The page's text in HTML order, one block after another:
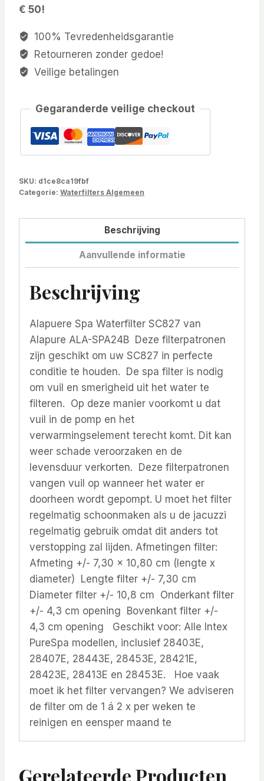
€ 50!
100% Tevredenheidsgarantie
Retourneren zonder gedoe!
Veilige betalingen
Gegaranderde veilige checkout
SKU: d1ce8ca19fbf
Categorie: Waterfilters Algemeen
Beschrijving
Aanvullende informatie
Beschrijving
Alapuere Spa Waterfilter SC827 van
Alapure ALA-SPA24B Deze filterpatronen
zijn geschikt om uw SC827 in perfecte
conditie te houden. De spa filter is nodig
om vuil en smerigheid uit het water te
filteren. Op deze manier voorkomt u dat
vuil in de pomp en het
verwarmingselement terecht komt. Dit kan
weer schade veroorzaken en de
levensduur verkorten. Deze filterpatronen
vangen vuil op wanneer het water er
doorheen wordt gepompt. U moet het filter
regelmatig schoonmaken als u de jacuzzi
regelmatig gebruik omdat dit anders tot
verstopping zal lijden. Afmetingen filter:
Afmeting +/- 7,30 x 10,80 cm (lengte x
diameter) Lengte filter +/- 7,30 cm
Diameter filter +/- 10,8 cm Onderkant filter
+/- 4,3 cm opening Bovenkant filter +/-
4,3 cm opening Geschikt voor: Alle Intex
PureSpa modellen, inclusief 28403E,
28407E, 28443E, 28453E, 28421E,
28423E, 28413E en 28453E. Hoe vaak
moet ik het filter vervangen? We adviseren
de filter om de 1 á 2 x per weken te
reinigen en eensper maand te
Gerelateerde Producten